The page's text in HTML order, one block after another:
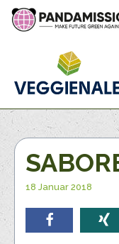
18 Januar 2018